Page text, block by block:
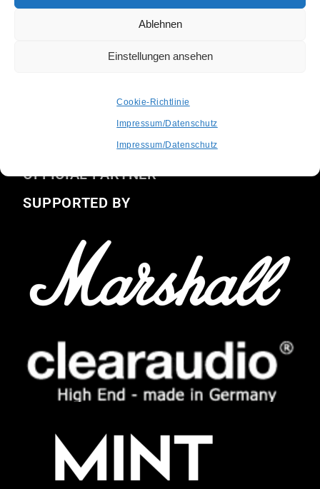
Ablehnen
Einstellungen ansehen
Cookie-Richtlinie
Impressum/Datenschutz
Impressum/Datenschutz
OFFICIAL PARTNER
SUPPORTED BY